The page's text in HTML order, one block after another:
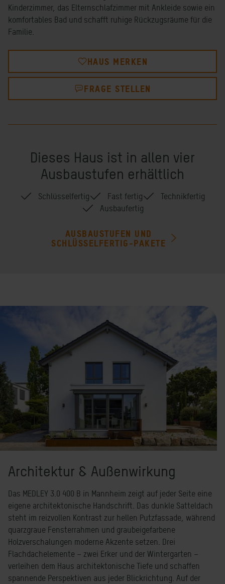
Kinderzimmer, das Elternschlafzimmer mit Ankleide sowie ein
komfortables Bad und schafft ruhige Rückzugsräume für die
Familie.
HAUS MERKEN
FRAGE STELLEN
Dieses Haus ist in allen vier
Ausbaustufen erhältlich
Schlüsselfertig Fast fertig
Technikfertig
Ausbaufertig
AUSBAUSTUFEN UND
SCHLÜSSELFERTIG-PAKETE
Architektur & Außenwirkung
Das MEDLEY 3.0 400 B in Mannheim zeigt auf jeder Seite eine
eigene architektonische Handschrift. Das dunkle Satteldach
steht im reizvollen Kontrast zur hellen Putzfassade, während
quarzgraue Fensterrahmen und graubeigefarbene
Holzverschalungen moderne Akzente setzen. Drei
Flachdachelemente – zwei Erker und der Wintergarten –
verleihen dem Haus architektonische Tiefe und schaffen
spannende Perspektiven aus jeder Blickrichtung. Auf der